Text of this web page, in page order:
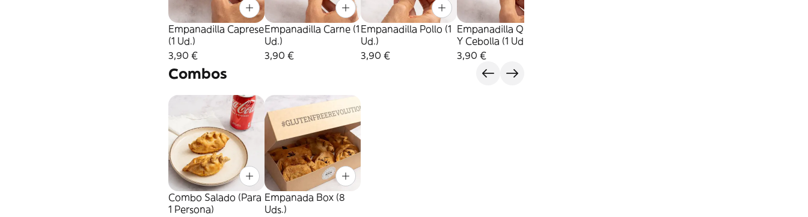
Empanadilla Caprese
(1 Ud.)
3,90 €
Empanadilla Carne (1
Ud.)
3,90 €
Empanadilla Pollo (1
Ud.)
3,90 €
Empanadilla Queso
Y Cebolla (1 Ud.)
3,90 €
Combos
Combo Salado (Para
1 Persona)
Empanada Box (8
Uds.)